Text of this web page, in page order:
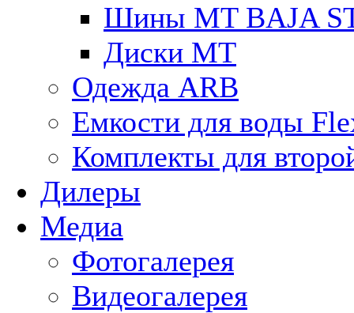
Шины MT BAJA
Диски MT
Одежда ARB
Емкости для воды
Комплекты для
Дилеры
Медиа
Фотогалерея
Видеогалерея